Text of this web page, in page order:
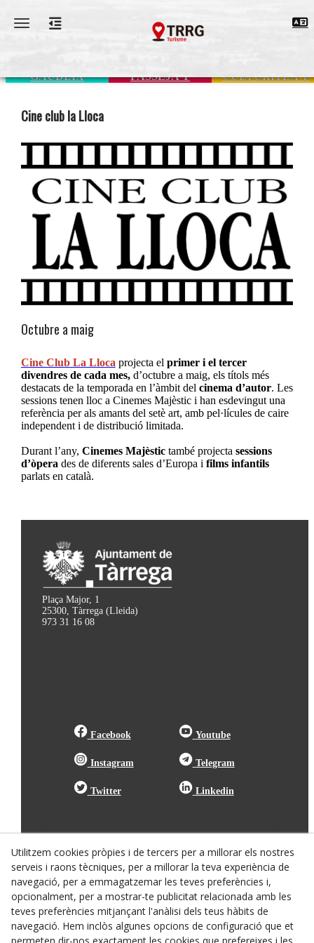
Toggle navigation
GAUDEIX PASSEJA'T CULTURITZA'T
Cine club la Lloca
Octubre a maig
Cine Club La Lloca projecta el primer i el tercer
divendres de cada mes,d’octubre a maig, els títols més
destacats de la temporada en l’àmbit del cinema d’autor. Les
sessions tenen lloc a Cinemes Majèstic i han esdevingut una
referència per als amants del setè art, amb pel·lícules de caire
independent i de distribució limitada.
Durant l’any, Cinemes Majèstictambé projecta sessions
d’òpera des de diferents sales d’Europa i films infantils
parlats en català.
Plaça Major, 1
25300, Tàrrega (Lleida)
973 31 16 08
Facebook
Instagram
Twitter
Youtube
Telegram
Linkedin
Utilitzem cookies pròpies i de tercers per a millorar els nostres
serveis i raons tècniques, per a millorar la teva experiència de
navegació, per a emmagatzemar les teves preferències i,
opcionalment, per a mostrar-te publicitat relacionada amb les
teves preferències mitjançant l'anàlisi dels teus hàbits de
navegació. Hem inclòs algunes opcions de configuració que et